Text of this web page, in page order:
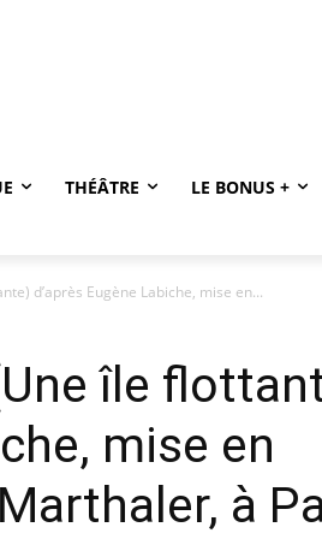
THÉÂTRE LE BONUS +
d’après Eugène Labiche, mise en...
île
mise en
à